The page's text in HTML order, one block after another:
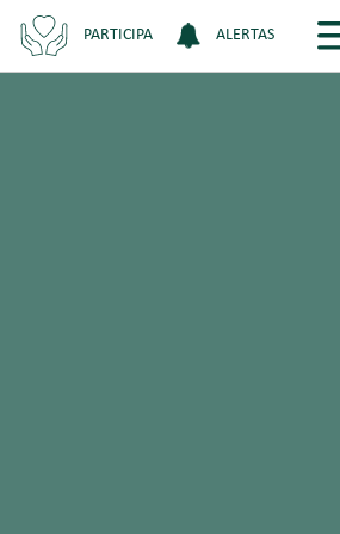
PARTICIPA ALERTAS